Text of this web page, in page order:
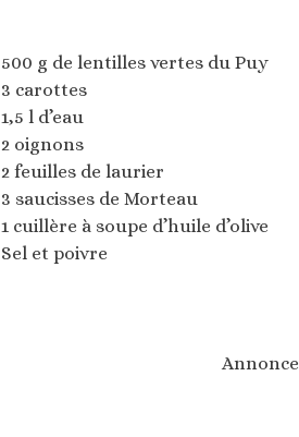
500 g de lentilles vertes du Puy
3 carottes
1,5 l d’eau
2 oignons
2 feuilles de laurier
3 saucisses de Morteau
1 cuillère à soupe d’huile d’olive
Sel et poivre
Annonce